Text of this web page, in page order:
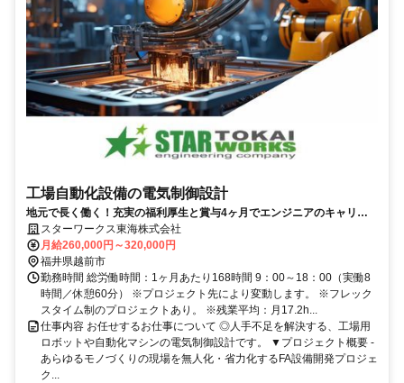
工場自動化設備の電気制御設計
地元で長く働く！充実の福利厚生と賞与4ヶ月でエンジニアのキャリア
を応援／年間休日120日
スターワークス東海株式会社
月給260,000円～320,000円
福井県越前市
勤務時間 総労働時間：1ヶ月あたり168時間 9：00～18：00（実働8
時間／休憩60分） ※プロジェクト先により変動します。 ※フレック
スタイム制のプロジェクトあり。 ※残業平均：月17.2h...
仕事内容 お任せするお仕事について ◎人手不足を解決する、工場用
ロボットや自動化マシンの電気制御設計です。 ▼プロジェクト概要 -
あらゆるモノづくりの現場を無人化・省力化するFA設備開発プロジェ
ク...